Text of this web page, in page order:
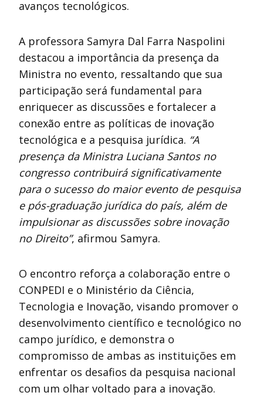
avanços tecnológicos.
A professora Samyra Dal Farra Naspolini
destacou a importância da presença da
Ministra no evento, ressaltando que sua
participação será fundamental para
enriquecer as discussões e fortalecer a
conexão entre as políticas de inovação
tecnológica e a pesquisa jurídica. “A
presença da Ministra Luciana Santos no
congresso contribuirá significativamente
para o sucesso do maior evento de pesquisa
e pós-graduação jurídica do país, além de
impulsionar as discussões sobre inovação
no Direito”, afirmou Samyra.
O encontro reforça a colaboração entre o
CONPEDI e o Ministério da Ciência,
Tecnologia e Inovação, visando promover o
desenvolvimento científico e tecnológico no
campo jurídico, e demonstra o
compromisso de ambas as instituições em
enfrentar os desafios da pesquisa nacional
com um olhar voltado para a inovação.